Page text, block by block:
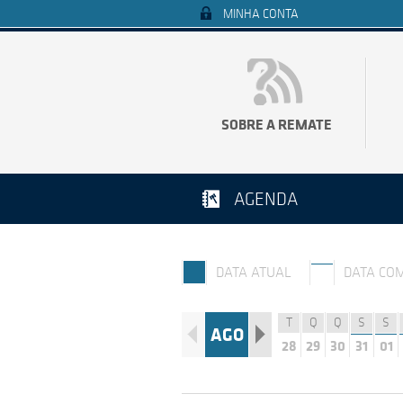
MINHA CONTA
SOBRE A REMATE
AGENDA
DATA ATUAL DATA
AGO T
28
Q
29
Q
30
S
31
S
01
27 28 29 30 31